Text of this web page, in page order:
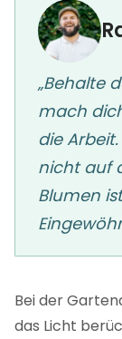
„Behalte
mach
die
nicht auf
Blumen
Bei der
das Licht